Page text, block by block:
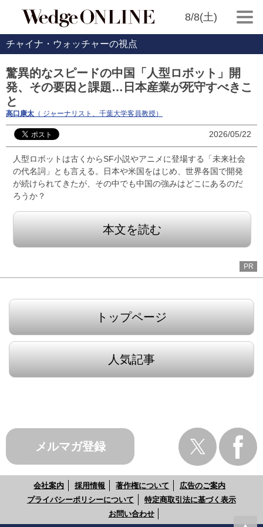
8/8(土)
チャイナ・ウォッチャーの視点
驚異的なスピードの中国「人型ロボット」開
発、その要因と課題…日本産業が死守すべきこ
と
高口康太 （ ジャーナリスト、千葉大学客員教授）
2026/05/22
人型ロボットは古くからSF小説やアニメに登場する「未来社会
の代名詞」とも言える。日本や米国をはじめ、世界各国で開発
が続けられてきたが、その中でも中国の強みはどこにあるのだ
ろうか？
本文を読む
PR
トップページ
人気記事
メルマガ登録
会社案内 採用情報 著作権について
広告のご案内
プライバシーポリシーについて
特定商取引法に基づく表示
お問い合わせ